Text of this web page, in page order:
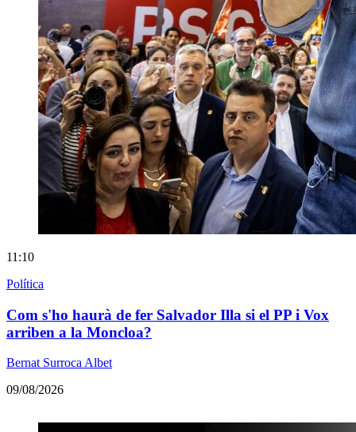
11:10
Política
Com s'ho haurà de fer Salvador Illa si el PP i Vox
arriben a la Moncloa?
Bernat Surroca Albet
09/08/2026